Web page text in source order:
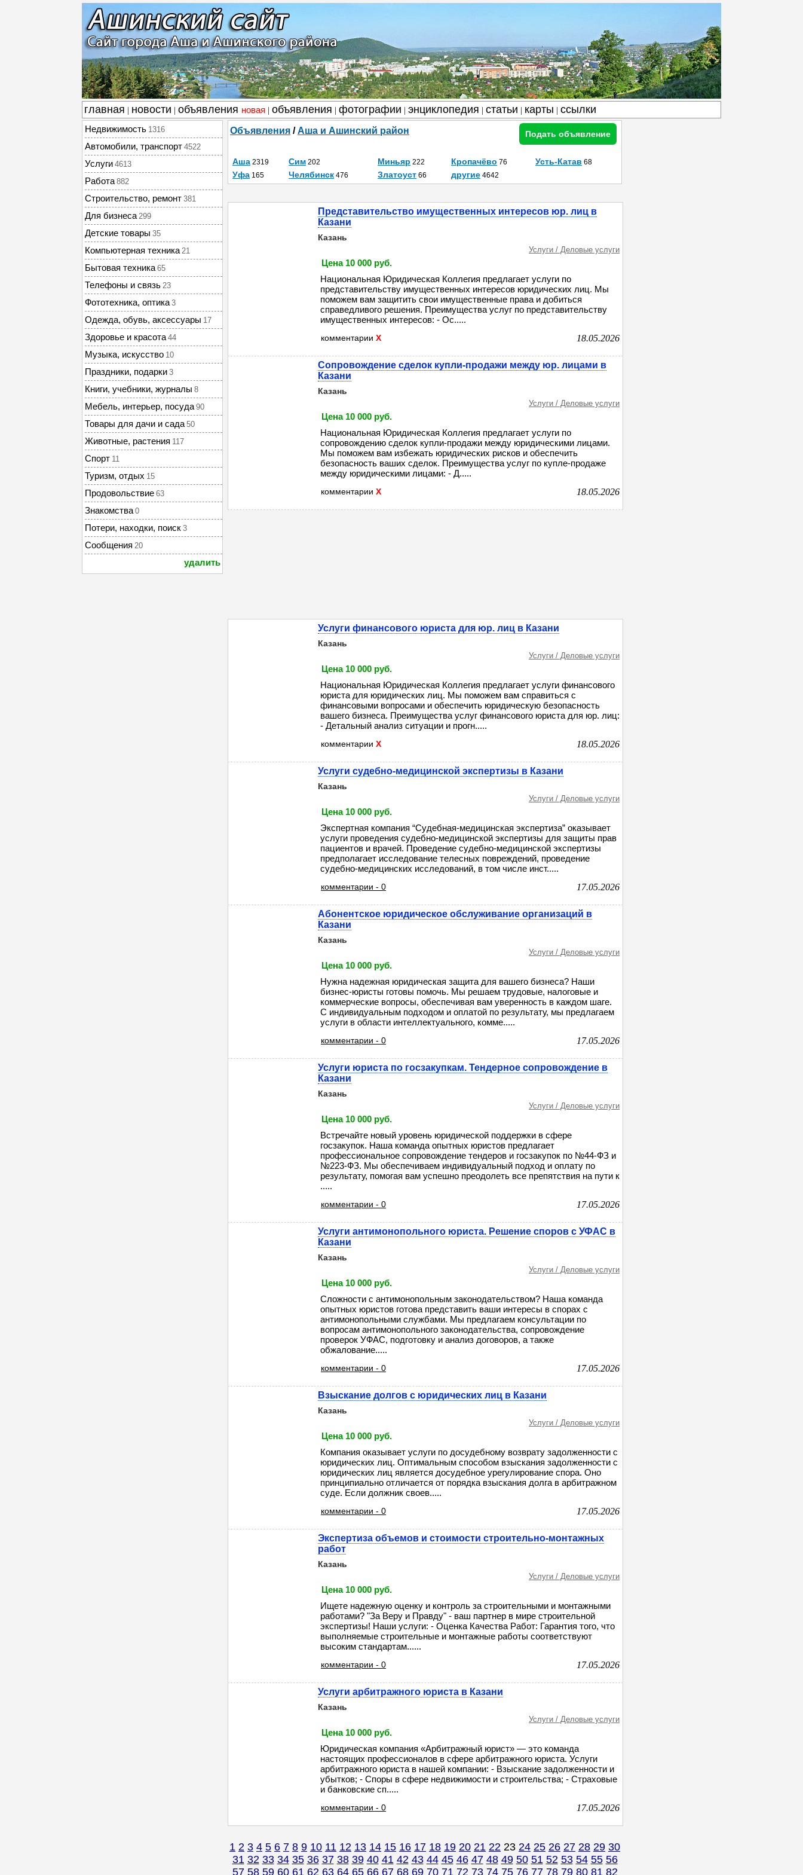
главная новости объявления новая объявления фотографии энциклопедия статьи карты ссылки
Недвижимость 1316
Автомобили, транспорт 4522
Услуги 4613
Работа 882
Строительство, ремонт 381
Для бизнеса 299
Детские товары 35
Компьютерная техника 21
Бытовая техника 65
Телефоны и связь 23
Фототехника, оптика 3
Одежда, обувь, аксессуары 17
Здоровье и красота 44
Музыка, искусство 10
Праздники, подарки 3
Книги, учебники, журналы 8
Мебель, интерьер, посуда 90
Товары для дачи и сада 50
Животные, растения 117
Спорт 11
Туризм, отдых 15
Продовольствие 63
Знакомства 0
Потери, находки, поиск 3
Сообщения 20
удалить
Объявления /Аша и Ашинский район Подать объявление
Аша 2319 Сим 202 Миньяр 222 Кропачёво 76 Усть-Катав 68
Уфа 165 Челябинск 476 Златоуст 66 другие 4642
Представительство имущественных интересов юр. лиц в
Казани
Казань
Услуги / Деловые услуги
Цена 10 000 руб.
Национальная Юридическая Коллегия предлагает услуги по
представительству имущественных интересов юридических лиц. Мы
поможем вам защитить свои имущественные права и добиться
справедливого решения. Преимущества услуг по представительству
имущественных интересов: - Ос.....
комментарии X 18.05.2026
Сопровождение сделок купли-продажи между юр. лицами в
Казани
Казань
Услуги / Деловые услуги
Цена 10 000 руб.
Национальная Юридическая Коллегия предлагает услуги по
сопровождению сделок купли-продажи между юридическими лицами.
Мы поможем вам избежать юридических рисков и обеспечить
безопасность ваших сделок. Преимущества услуг по купле-продаже
между юридическими лицами: - Д.....
комментарии X 18.05.2026
Услуги финансового юриста для юр. лиц в Казани
Казань
Услуги / Деловые услуги
Цена 10 000 руб.
Национальная Юридическая Коллегия предлагает услуги финансового
юриста для юридических лиц. Мы поможем вам справиться с
финансовыми вопросами и обеспечить юридическую безопасность
вашего бизнеса. Преимущества услуг финансового юриста для юр. лиц:
- Детальный анализ ситуации и прогн.....
комментарии X 18.05.2026
Услуги судебно-медицинской экспертизы в Казани
Казань
Услуги / Деловые услуги
Цена 10 000 руб.
Экспертная компания “Судебная-медицинская экспертиза” оказывает
услуги проведения судебно-медицинской экспертизы для защиты прав
пациентов и врачей. Проведение судебно-медицинской экспертизы
предполагает исследование телесных повреждений, проведение
судебно-медицинских исследований, в том числе инст.....
комментарии - 0 17.05.2026
Абонентское юридическое обслуживание организаций в
Казани
Казань
Услуги / Деловые услуги
Цена 10 000 руб.
Нужна надежная юридическая защита для вашего бизнеса? Наши
бизнес-юристы готовы помочь. Мы решаем трудовые, налоговые и
коммерческие вопросы, обеспечивая вам уверенность в каждом шаге.
С индивидуальным подходом и оплатой по результату, мы предлагаем
услуги в области интеллектуального, комме.....
комментарии - 0 17.05.2026
Услуги юриста по госзакупкам. Тендерное сопровождение в
Казани
Казань
Услуги / Деловые услуги
Цена 10 000 руб.
Встречайте новый уровень юридической поддержки в сфере
госзакупок. Наша команда опытных юристов предлагает
профессиональное сопровождение тендеров и госзакупок по №44-ФЗ и
№223-ФЗ. Мы обеспечиваем индивидуальный подход и оплату по
результату, помогая вам успешно преодолеть все препятствия на пути к
.....
комментарии - 0 17.05.2026
Услуги антимонопольного юриста. Решение споров с УФАС в
Казани
Казань
Услуги / Деловые услуги
Цена 10 000 руб.
Сложности с антимонопольным законодательством? Наша команда
опытных юристов готова представить ваши интересы в спорах с
антимонопольными службами. Мы предлагаем консультации по
вопросам антимонопольного законодательства, сопровождение
проверок УФАС, подготовку и анализ договоров, а также
обжалование.....
комментарии - 0 17.05.2026
Взыскание долгов с юридических лиц в Казани
Казань
Услуги / Деловые услуги
Цена 10 000 руб.
Компания оказывает услуги по досудебному возврату задолженности с
юридических лиц. Оптимальным способом взыскания задолженности с
юридических лиц является досудебное урегулирование спора. Оно
принципиально отличается от порядка взыскания долга в арбитражном
суде. Если должник своев.....
комментарии - 0 17.05.2026
Экспертиза объемов и стоимости строительно-монтажных
работ
Казань
Услуги / Деловые услуги
Цена 10 000 руб.
Ищете надежную оценку и контроль за строительными и монтажными
работами? "За Веру и Правду" - ваш партнер в мире строительной
экспертизы! Наши услуги: - Оценка Качества Работ: Гарантия того, что
выполняемые строительные и монтажные работы соответствуют
высоким стандартам......
комментарии - 0 17.05.2026
Услуги арбитражного юриста в Казани
Казань
Услуги / Деловые услуги
Цена 10 000 руб.
Юридическая компания «Арбитражный юрист» — это команда
настоящих профессионалов в сфере арбитражного юриста. Услуги
арбитражного юриста в нашей компании: - Взыскание задолженности и
убытков; - Споры в сфере недвижимости и строительства; - Страховые
и банковские сп.....
комментарии - 0 17.05.2026
1 2 3 4 5 6 7 8 9 10 11 12 13 14 15 16 17 18 19 20 21 22 23 24 25 26 27 28 29 30
31 32 33 34 35 36 37 38 39 40 41 42 43 44 45 46 47 48 49 50 51 52 53 54 55 56
57 58 59 60 61 62 63 64 65 66 67 68 69 70 71 72 73 74 75 76 77 78 79 80 81 82